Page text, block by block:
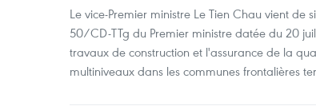
Le vice-Premier ministre Le Tien Chau vient de
50/CD-TTg du Premier ministre datée du 20
travaux de construction et l'assurance de la
multiniveaux dans les communes frontalières